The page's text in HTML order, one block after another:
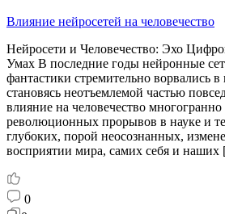
Влияние нейросетей на человечество
Нейросети и Человечество: Эхо
Умах В последние годы нейронные
фантастики стремительно ворвались в
становясь неотъемлемой частью
влияние на человечество многогранно
революционных прорывов в науке и
глубоких, порой неосознанных,
восприятии мира, самих себя и
0